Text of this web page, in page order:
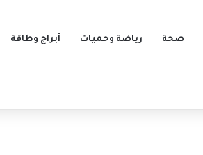
صحة رياضة وحميات أبراج وطاقة